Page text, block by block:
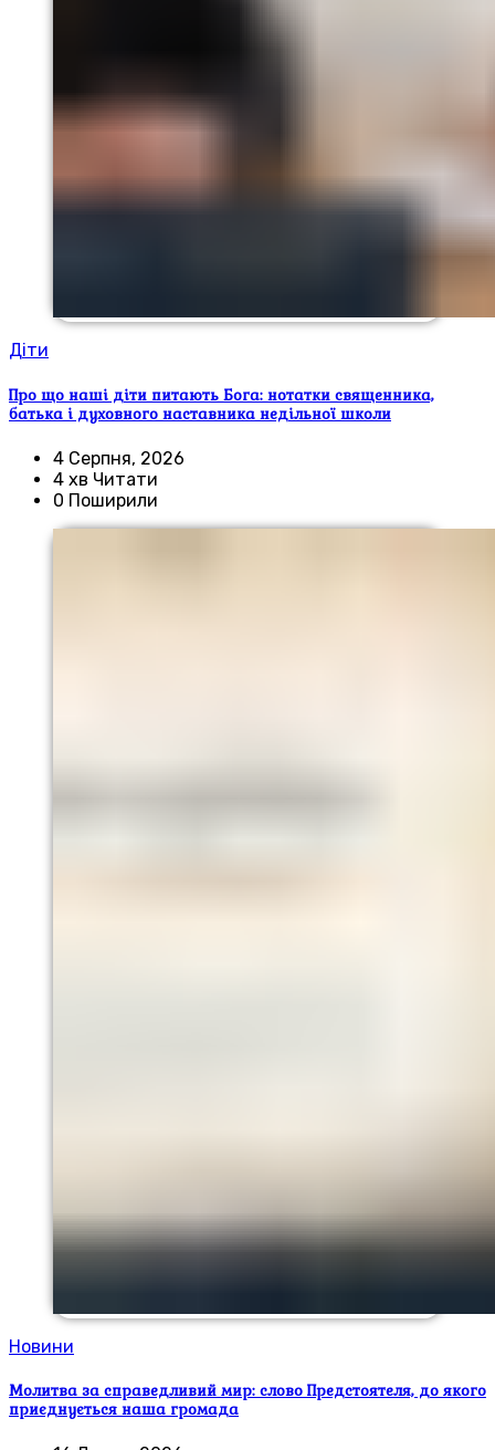
Діти
Про що наші діти питають Бога: нотатки священника,
батька і духовного наставника недільної школи
4 Серпня, 2026
4 хв Читати
0 Поширили
Новини
Молитва за справедливий мир: слово Предстоятеля, до якого
приєднується наша громада